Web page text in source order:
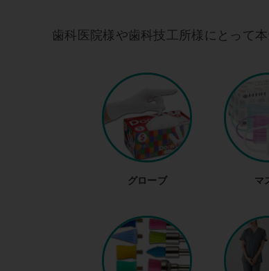
歯科医院様や歯科技工所様にとって
グローブ マ